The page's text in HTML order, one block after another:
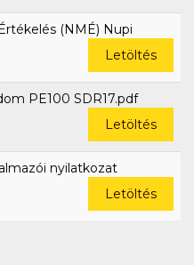
(NMÉ) Nupi
Letöltés
PE100 SDR17.pdf
Letöltés
nyilatkozat
Letöltés